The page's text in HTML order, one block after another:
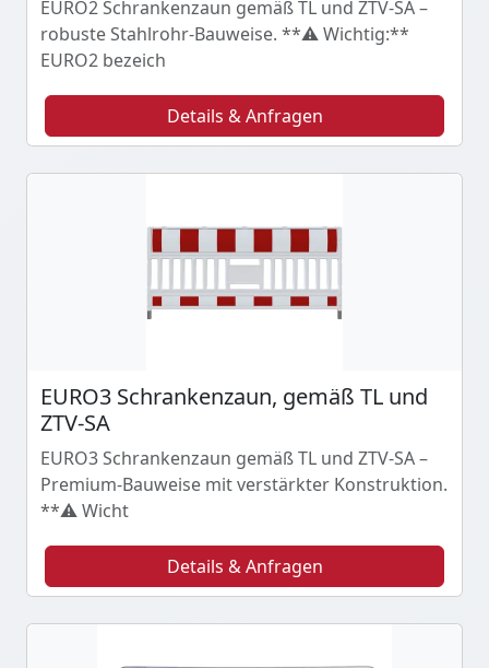
EURO2 Schrankenzaun gemäß TL und ZTV-SA –
robuste Stahlrohr-Bauweise. **⚠️ Wichtig:**
EURO2 bezeich
Details & Anfragen
EURO3 Schrankenzaun, gemäß TL und
ZTV-SA
EURO3 Schrankenzaun gemäß TL und ZTV-SA –
Premium-Bauweise mit verstärkter Konstruktion.
**⚠️ Wicht
Details & Anfragen